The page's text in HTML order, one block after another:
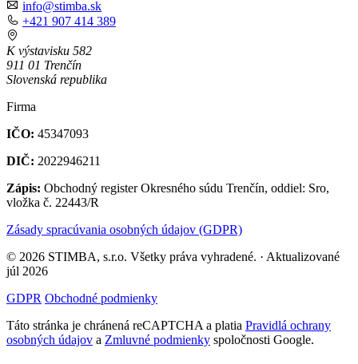
info@stimba.sk
+421 907 414 389
K výstavisku 582
911 01 Trenčín
Slovenská republika
Firma
IČO: 45347093
DIČ: 2022946211
Zápis: Obchodný register Okresného súdu Trenčín, oddiel: Sro,
vložka č. 22443/R
Zásady spracúvania osobných údajov (GDPR)
© 2026 STIMBA, s.r.o. Všetky práva vyhradené. · Aktualizované
júl 2026
GDPR Obchodné podmienky
Táto stránka je chránená reCAPTCHA a platia Pravidlá ochrany
osobných údajov a Zmluvné podmienky spoločnosti Google.